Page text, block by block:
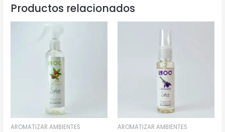
Productos relacionados
AROMATIZAR AMBIENTES AROMATIZAR AMBIENTES